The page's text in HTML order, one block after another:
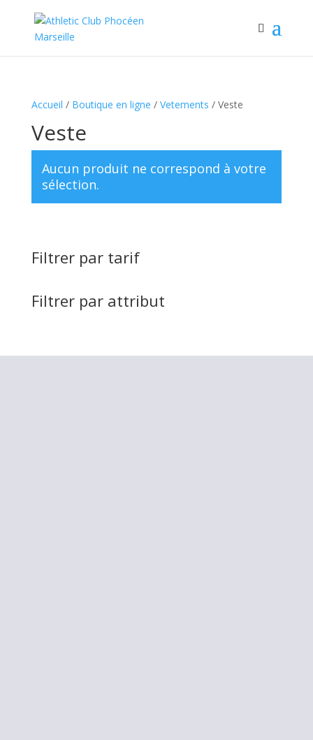
Accueil / Boutique en ligne / Vetements / Veste
Veste
Aucun produit ne correspond à votre
sélection.
Filtrer par tarif
Filtrer par attribut